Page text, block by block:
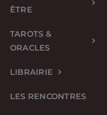
ÊTRE
TAROTS &
ORACLES
LIBRAIRIE
LES RENCONTRES